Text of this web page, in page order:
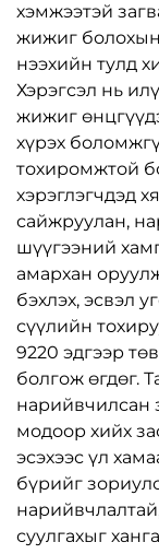
хэмжээтэй
жижиг
нээхийн тулд
Хэрэгсэл нь
жижиг
хүрэх
тохиромжтой
хэрэглэгчдэд
сайжруулан,
шүүгээний
амархан
бэхлэх, эсвэл
сүүлийн
9220 эдгээр
болгож өгдөг.
нарийвчилсан
модоор хийх
эсэхээс үл
бүрийг
суулгахыг